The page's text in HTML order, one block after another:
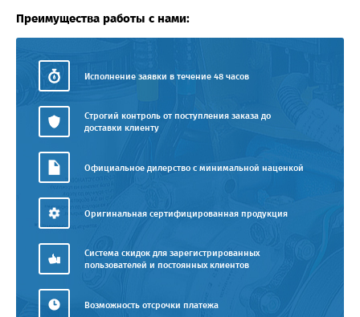
Преимущества работы с нами:
Исполнение заявки в течение 48 часов
Строгий контроль от поступления заказа до
доставки клиенту
Официальное дилерство с минимальной наценкой
Оригинальная сертифицированная продукция
Система скидок для зарегистрированных
пользователей и постоянных клиентов
Возможность отсрочки платежа